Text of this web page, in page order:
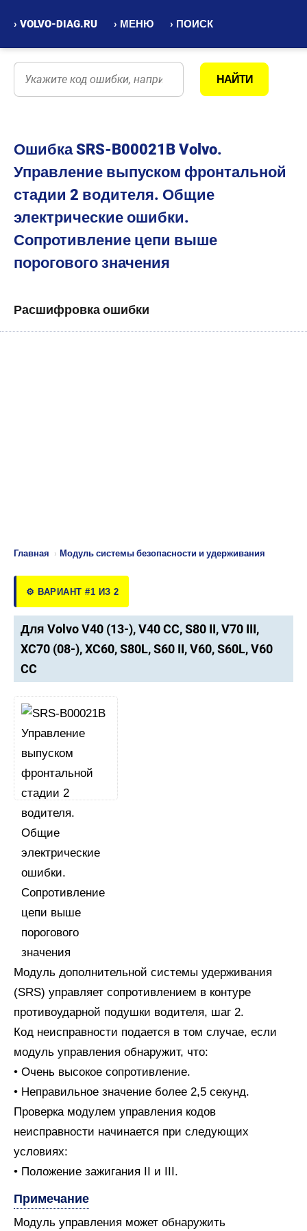
› VOLVO-DIAG.RU › МЕНЮ › ПОИСК
Ошибка SRS-B00021B Volvo.
Управление выпуском фронтальной
стадии 2 водителя. Общие
электрические ошибки.
Сопротивление цепи выше
порогового значения
Расшифровка ошибки
Главная › Модуль системы безопасности и удерживания
⚙️ ВАРИАНТ #1 ИЗ 2
Для Volvo V40 (13-), V40 CC, S80 II, V70 III,
XC70 (08-), XC60, S80L, S60 II, V60, S60L, V60
CC
Модуль дополнительной системы удерживания
(SRS) управляет сопротивлением в контуре
противоударной подушки водителя, шаг 2.
Код неисправности подается в том случае, если
модуль управления обнаружит, что:
• Очень высокое сопротивление.
• Неправильное значение более 2,5 секунд.
Проверка модулем управления кодов
неисправности начинается при следующих
условиях:
• Положение зажигания II и III.
Примечание
Модуль управления может обнаружить